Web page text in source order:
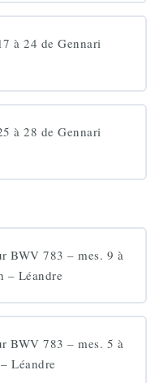
à 24 de Gennari
à 28 de Gennari
BWV 783 – mes. 9 à
– Léandre
BWV 783 – mes. 5 à
Léandre